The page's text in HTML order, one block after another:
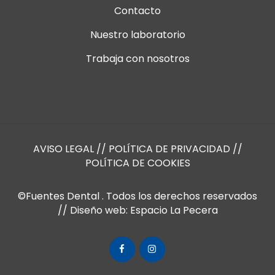
Contacto
Nuestro laboratorio
Trabaja con nosotros
AVISO LEGAL// POLÍTICA DE PRIVACIDAD //
POLÍTICA DE COOKIES
©Fuentes Dental. Todos los derechos reservados
// Diseño web: Espacio La Pecera